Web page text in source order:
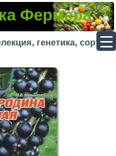
Фермера
генетика, сорта